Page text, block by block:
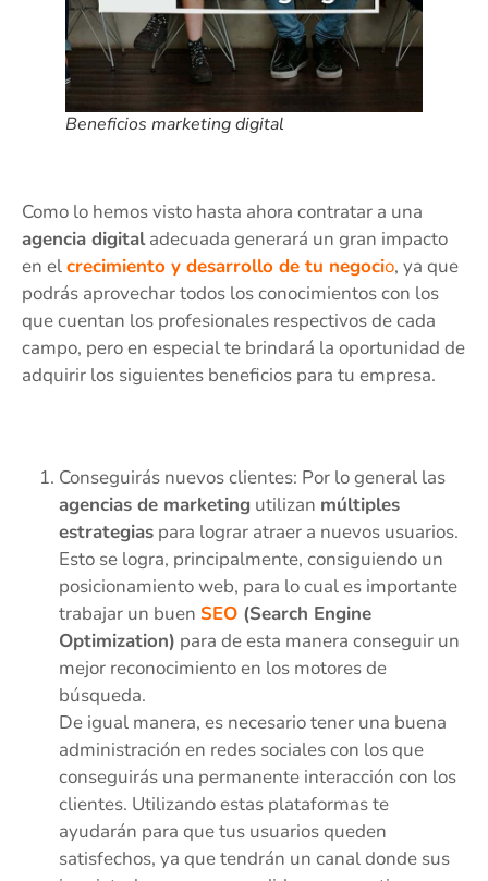
Beneficios marketing digital
Como lo hemos visto hasta ahora contratar a una
agencia digitaladecuada generará un gran impacto
en elcrecimiento y desarrollo de tu negocio, ya que
podrás aprovechar todos los conocimientos con los
que cuentan los profesionales respectivos de cada
campo, pero en especial te brindará la oportunidad de
adquirir los siguientes beneficios para tu empresa.
Conseguirás nuevos clientes: Por lo general las
agencias de marketing utilizan múltiples
estrategias para lograr atraer a nuevos usuarios.
Esto se logra, principalmente, consiguiendo un
posicionamiento web, para lo cual es importante
trabajar un buen SEO (Search Engine
Optimization) para de esta manera conseguir un
mejor reconocimiento en los motores de
búsqueda.
De igual manera, es necesario tener una buena
administración en redes sociales con los que
conseguirás una permanente interacción con los
clientes. Utilizando estas plataformas te
ayudarán para que tus usuarios queden
satisfechos, ya que tendrán un canal donde sus